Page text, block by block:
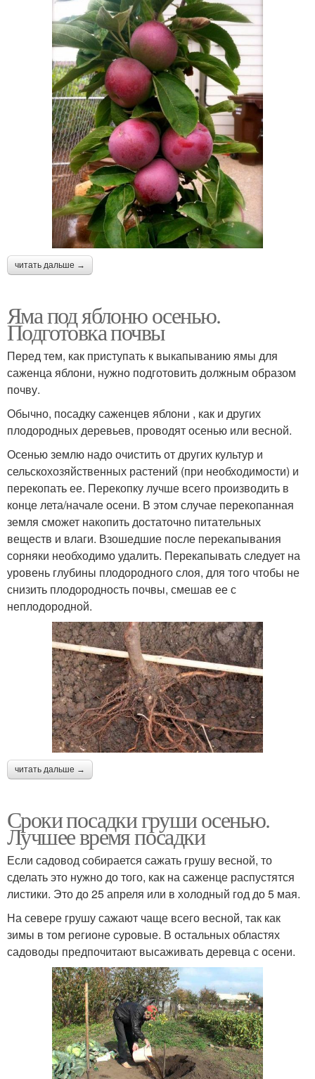
читать дальше →
Яма под яблоню осенью.
Подготовка почвы
Перед тем, как приступать к выкапыванию ямы для
саженца яблони, нужно подготовить должным образом
почву.
Обычно, посадку саженцев яблони , как и других
плодородных деревьев, проводят осенью или весной.
Осенью землю надо очистить от других культур и
сельскохозяйственных растений (при необходимости) и
перекопать ее. Перекопку лучше всего производить в
конце лета/начале осени. В этом случае перекопанная
земля сможет накопить достаточно питательных
веществ и влаги. Взошедшие после перекапывания
сорняки необходимо удалить. Перекапывать следует на
уровень глубины плодородного слоя, для того чтобы не
снизить плодородность почвы, смешав ее с
неплодородной.
читать дальше →
Сроки посадки груши осенью.
Лучшее время посадки
Если садовод собирается сажать грушу весной, то
сделать это нужно до того, как на саженце распустятся
листики. Это до 25 апреля или в холодный год до 5 мая.
На севере грушу сажают чаще всего весной, так как
зимы в том регионе суровые. В остальных областях
садоводы предпочитают высаживать деревца с осени.